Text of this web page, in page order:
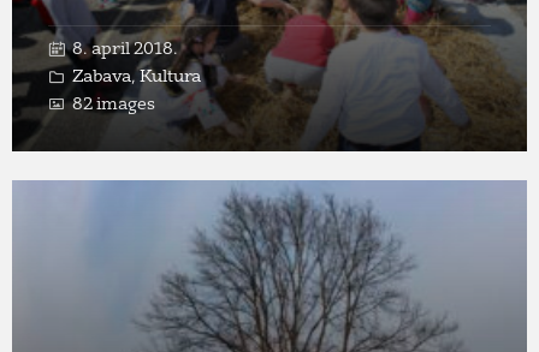
8. april 2018.
Zabava,Kultura
82 images